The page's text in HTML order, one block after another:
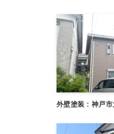
外壁塗装 : 神戸